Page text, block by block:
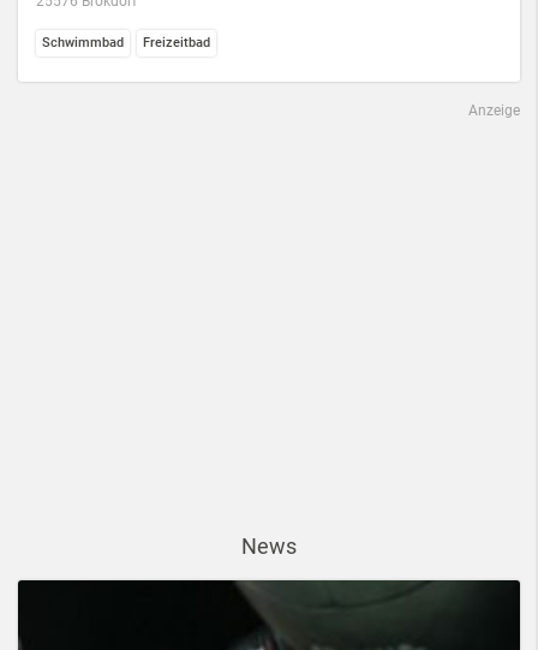
Schwimmbad Freizeitbad
Anzeige
News